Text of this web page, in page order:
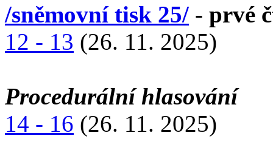
/sněmovní tisk 25/ - prvé
12 - 13 (26. 11. 2025)
Procedurální hlasování
14 - 16 (26. 11. 2025)